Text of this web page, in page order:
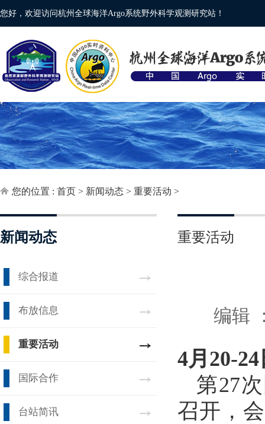
您好，欢迎访问杭州全球海洋Argo系统野外科学观测研究站！
您的位置 : 首页 > 新闻动态 > 重要活动 >
新闻动态
综合报道
布放信息
重要活动
国际合作
台站简讯
重要活动
编辑
4月20-24
第27
召开，